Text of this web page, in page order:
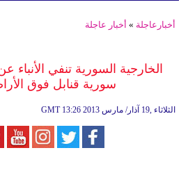
أخبارعاجلة » أخبار عاجلة
الخارجية السورية تنفي الأنباء
سورية قنابل فوق
GMT 13:26 2013 الثلاثاء ,19 آذار/ مارس